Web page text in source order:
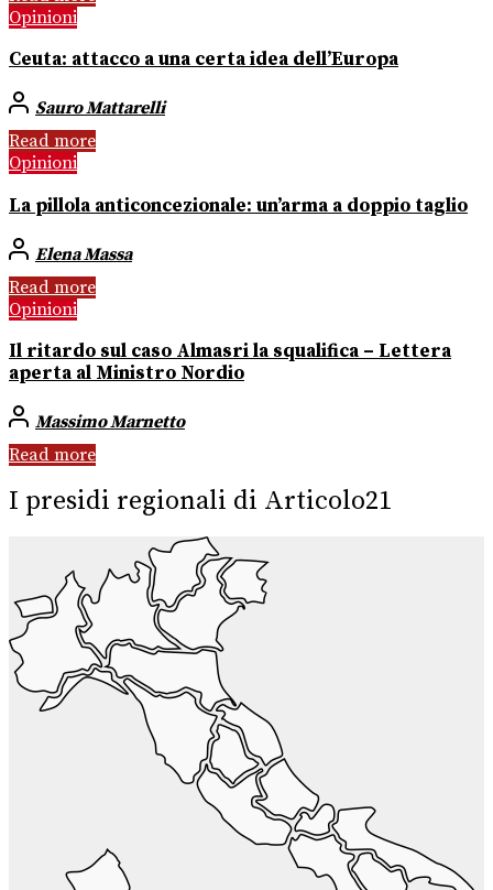
Opinioni
Ceuta: attacco a una certa idea dell’Europa
Sauro Mattarelli
Read more
Opinioni
La pillola anticoncezionale: un’arma a doppio taglio
Elena Massa
Read more
Opinioni
Il ritardo sul caso Almasri la squalifica – Lettera
aperta al Ministro Nordio
Massimo Marnetto
Read more
I presidi regionali di Articolo21